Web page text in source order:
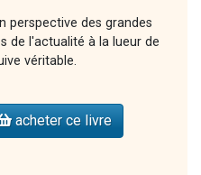
perspective des grandes
de l'actualité à la lueur de
véritable.
acheter ce livre